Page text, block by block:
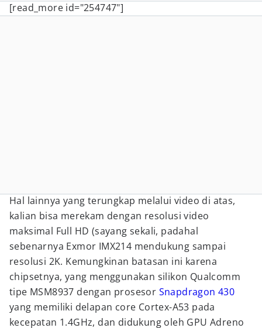
[read_more id="254747"]
Hal lainnya yang terungkap melalui video di atas,
kalian bisa merekam dengan resolusi video
maksimal Full HD (sayang sekali, padahal
sebenarnya Exmor IMX214 mendukung sampai
resolusi 2K. Kemungkinan batasan ini karena
chipsetnya, yang menggunakan silikon Qualcomm
tipe MSM8937 dengan prosesor Snapdragon 430
yang memiliki delapan core Cortex-A53 pada
kecepatan 1.4GHz, dan didukung oleh GPU Adreno